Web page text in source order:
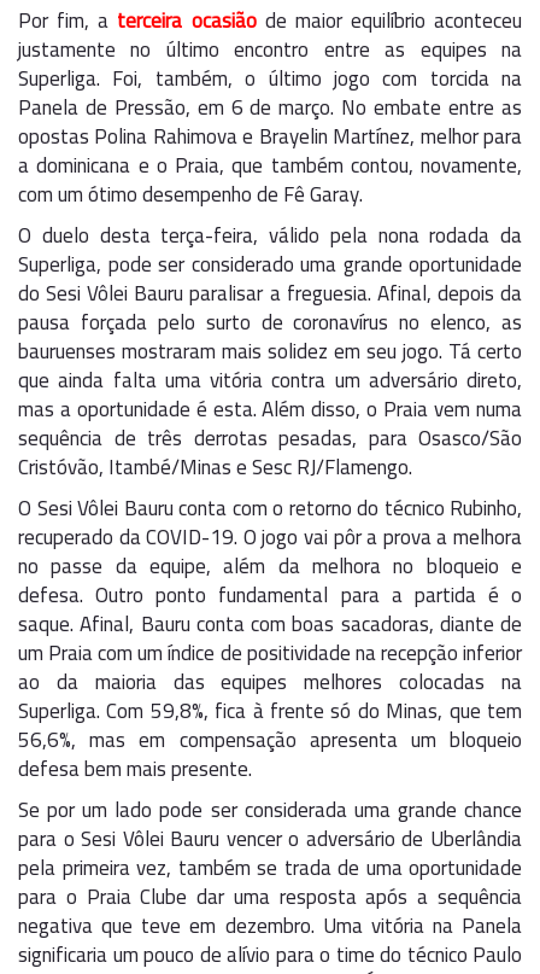
Por fim, a terceira ocasiãode maior equilíbrio aconteceu
justamente no último encontro entre as equipes na
Superliga. Foi, também, o último jogo com torcida na
Panela de Pressão, em 6 de março. No embate entre as
opostas Polina Rahimova e Brayelin Martínez, melhor para
a dominicana e o Praia, que também contou, novamente,
com um ótimo desempenho de Fê Garay.
O duelo desta terça-feira, válido pela nona rodada da
Superliga, pode ser considerado uma grande oportunidade
do Sesi Vôlei Bauru paralisar a freguesia. Afinal, depois da
pausa forçada pelo surto de coronavírus no elenco, as
bauruenses mostraram mais solidez em seu jogo. Tá certo
que ainda falta uma vitória contra um adversário direto,
mas a oportunidade é esta. Além disso, o Praia vem numa
sequência de três derrotas pesadas, para Osasco/São
Cristóvão, Itambé/Minas e Sesc RJ/Flamengo.
O Sesi Vôlei Bauru conta com o retorno do técnico Rubinho,
recuperado da COVID-19. O jogo vai pôr a prova a melhora
no passe da equipe, além da melhora no bloqueio e
defesa. Outro ponto fundamental para a partida é o
saque. Afinal, Bauru conta com boas sacadoras, diante de
um Praia com um índice de positividade na recepção inferior
ao da maioria das equipes melhores colocadas na
Superliga. Com 59,8%, fica à frente só do Minas, que tem
56,6%, mas em compensação apresenta um bloqueio
defesa bem mais presente.
Se por um lado pode ser considerada uma grande chance
para o Sesi Vôlei Bauru vencer o adversário de Uberlândia
pela primeira vez, também se trada de uma oportunidade
para o Praia Clube dar uma resposta após a sequência
negativa que teve em dezembro. Uma vitória na Panela
significaria um pouco de alívio para o time do técnico Paulo